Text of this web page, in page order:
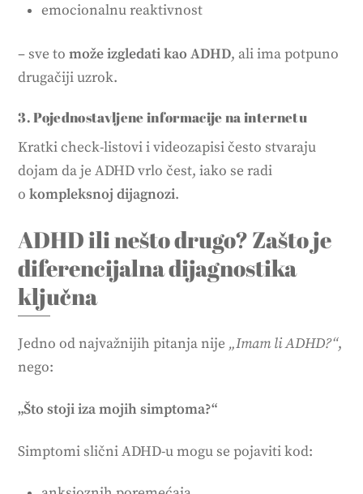
emocionalnu reaktivnost
– sve tomože izgledati kao ADHD, ali ima potpuno
drugačiji uzrok.
3. Pojednostavljene informacije na internetu
Kratki check-listovi i videozapisi često stvaraju
dojam da je ADHD vrlo čest, iako se radi
okompleksnoj dijagnozi.
ADHD ili nešto drugo? Zašto je
diferencijalna dijagnostika
ključna
Jedno od najvažnijih pitanja nije „Imam li ADHD?“,
nego:
„Što stoji iza mojih simptoma?“
Simptomi slični ADHD-u mogu se pojaviti kod: